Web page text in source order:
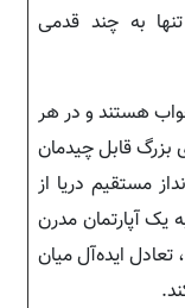
به چند قدمی
سه خواب هستند و در هر
بزرگ قابل چیدمان
مستقیم دریا از
آپارتمان مدرن
ایده‌آل میان